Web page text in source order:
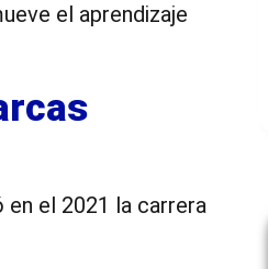
el aprendizaje
en el 2021 la carrera